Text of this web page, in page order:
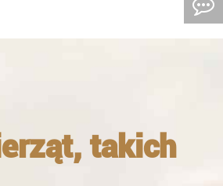
takich